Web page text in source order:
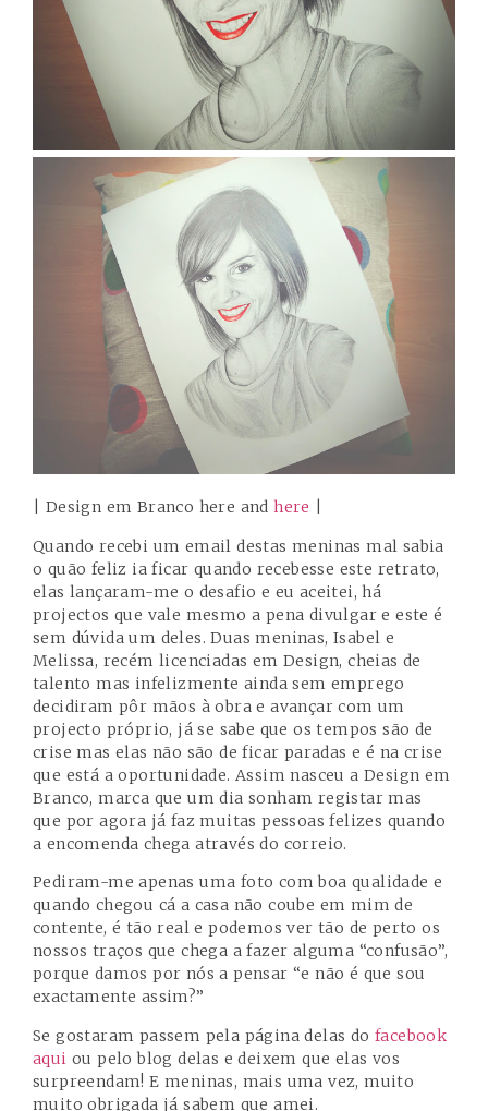
| Design em Branco here andhere
Quando recebi um email destas meninas mal sabia
o quão feliz ia ficar quando recebesse este retrato,
elas lançaram-me o desafio e eu aceitei, há
projectos que vale mesmo a pena divulgar e este é
sem dúvida um deles. Duas meninas, Isabel e
Melissa, recém licenciadas em Design, cheias de
talento mas infelizmente ainda sem emprego
decidiram pôr mãos à obra e avançar com um
projecto próprio, já se sabe que os tempos são de
crise mas elas não são de ficar paradas e é na crise
que está a oportunidade. Assim nasceu a Design em
Branco, marca que um dia sonham registar mas
que por agora já faz muitas pessoas felizes quando
a encomenda chega através do correio.
Pediram-me apenas uma foto com boa qualidade e
quando chegou cá a casa não coube em mim de
contente, é tão real e podemos ver tão de perto os
nossos traços que chega a fazer alguma “confusão”,
porque damos por nós a pensar “e não é que sou
exactamente assim?”
Se gostaram passem pela página delas do facebook
aqui ou peloblog delas e deixem que elas vos
surpreendam! E meninas, mais uma vez, muito
muito obrigada já sabem que amei.